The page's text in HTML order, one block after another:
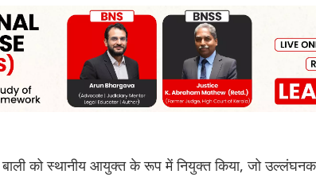
को स्थानीय आयुक्त के रूप में नियुक्त किया, जो